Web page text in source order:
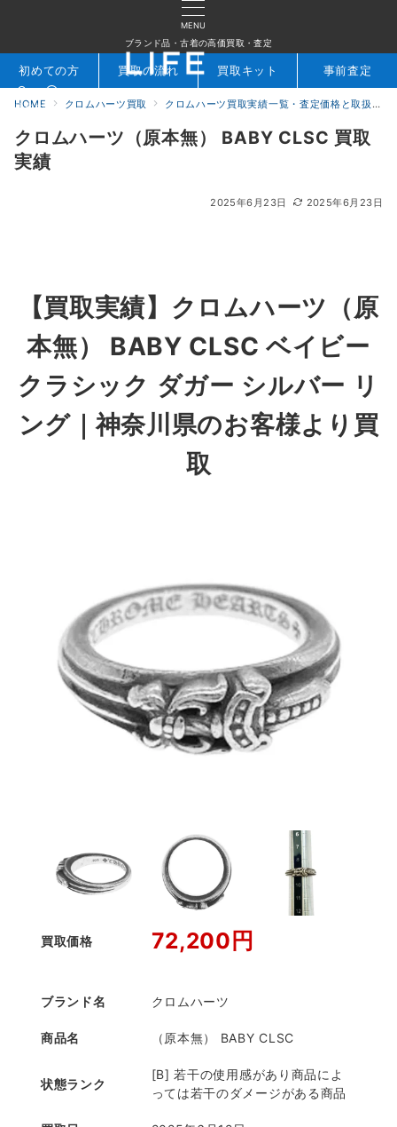
MENU
ブランド品・古着の高価買取・査定
検索 お問合せ
初めての方 買取の流れ 買取キット 事前査定
HOME クロムハーツ買取 クロムハーツ買取実績一覧・査定価格と取扱アイテムを公開｜ブランド買取専門店LIFE
クロムハーツ（原本無） BABY CLSC 買取
実績
2025年6月23日 2025年6月23日
【買取実績】クロムハーツ（原
本無） BABY CLSC ベイビー
クラシック ダガー シルバー リ
ング｜神奈川県のお客様より買
取
買取価格 72,200円
ブランド名 クロムハーツ
商品名 （原本無） BABY CLSC
状態ランク
[B] 若干の使用感があり商品によ
っては若干のダメージがある商品